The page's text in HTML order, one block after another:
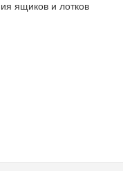
ящиков и лотков